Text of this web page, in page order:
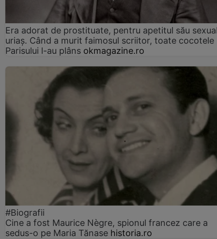
Era adorat de prostituate, pentru apetitul său
uriaș. Când a murit faimosul scriitor, toate cocotele
Parisului l-au plâns okmagazine.ro
#Biografii
Cine a fost Maurice Nègre, spionul francez care a
sedus-o pe Maria Tănase historia.ro